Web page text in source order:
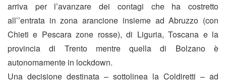
arriva per l’avanzare dei contagi che ha costretto
all’’entrata in zona arancione insieme ad Abruzzo (con
Chieti e Pescara zone rosse), di Liguria, Toscana e la
provincia di Trento mentre quella di Bolzano è
autonomamente in lockdown.
Una decisione destinata – sottolinea la Coldiretti – ad